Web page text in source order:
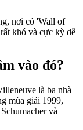
nơi có 'Wall of
khó và cực kỳ dễ
vào đó?
là ba nhà
mùa giải 1999,
và